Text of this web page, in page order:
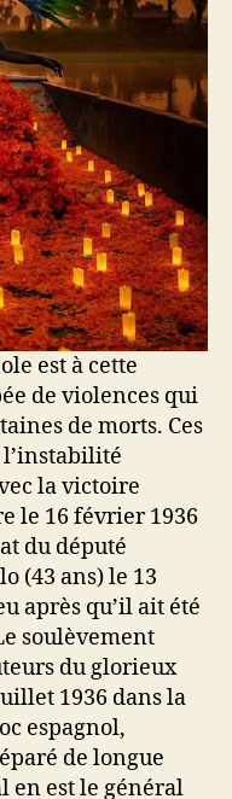
est à cette
de violences qui
de morts. Ces
la victoire
le 16 février 1936
du député
(43 ans) le 13
après qu’il ait été
soulèvement
du glorieux
1936 dans la
espagnol,
de longue
en est le général